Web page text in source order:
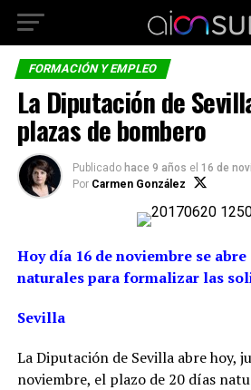
FORMACIÓN Y EMPLEO
La Diputación de
plazas de bombero
Publicado hace 9 años el 16 de
Por Carmen González
Hoy día 16 de noviembre se
naturales para formalizar las
Sevilla
La Diputación de Sevilla abre hoy,
noviembre, el plazo de 20 días